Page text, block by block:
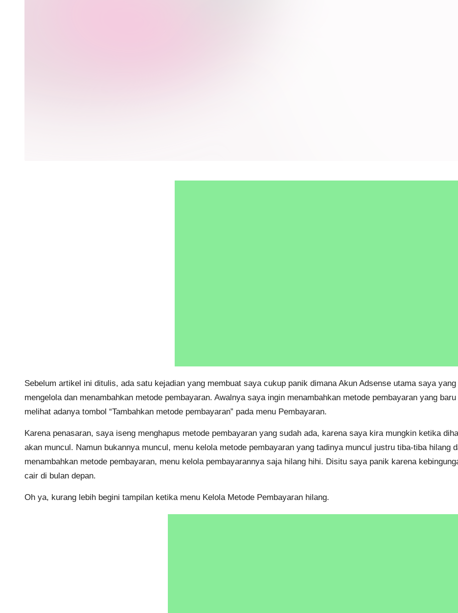
Sebelum artikel ini ditulis, ada satu kejadian yang membuat saya cukup panik dimana Akun Adsense utama saya
mengelola dan menambahkan metode pembayaran. Awalnya saya ingin menambahkan metode pembayaran yang
melihat adanya tombol “Tambahkan metode pembayaran” pada menu Pembayaran.
Karena penasaran, saya iseng menghapus metode pembayaran yang sudah ada, karena saya kira mungkin ketika
akan muncul. Namun bukannya muncul, menu kelola metode pembayaran yang tadinya muncul justru tiba-tiba hilang
menambahkan metode pembayaran, menu kelola pembayarannya saja hilang hihi. Disitu saya panik karena
cair di bulan depan.
Oh ya, kurang lebih begini tampilan ketika menu Kelola Metode Pembayaran hilang.